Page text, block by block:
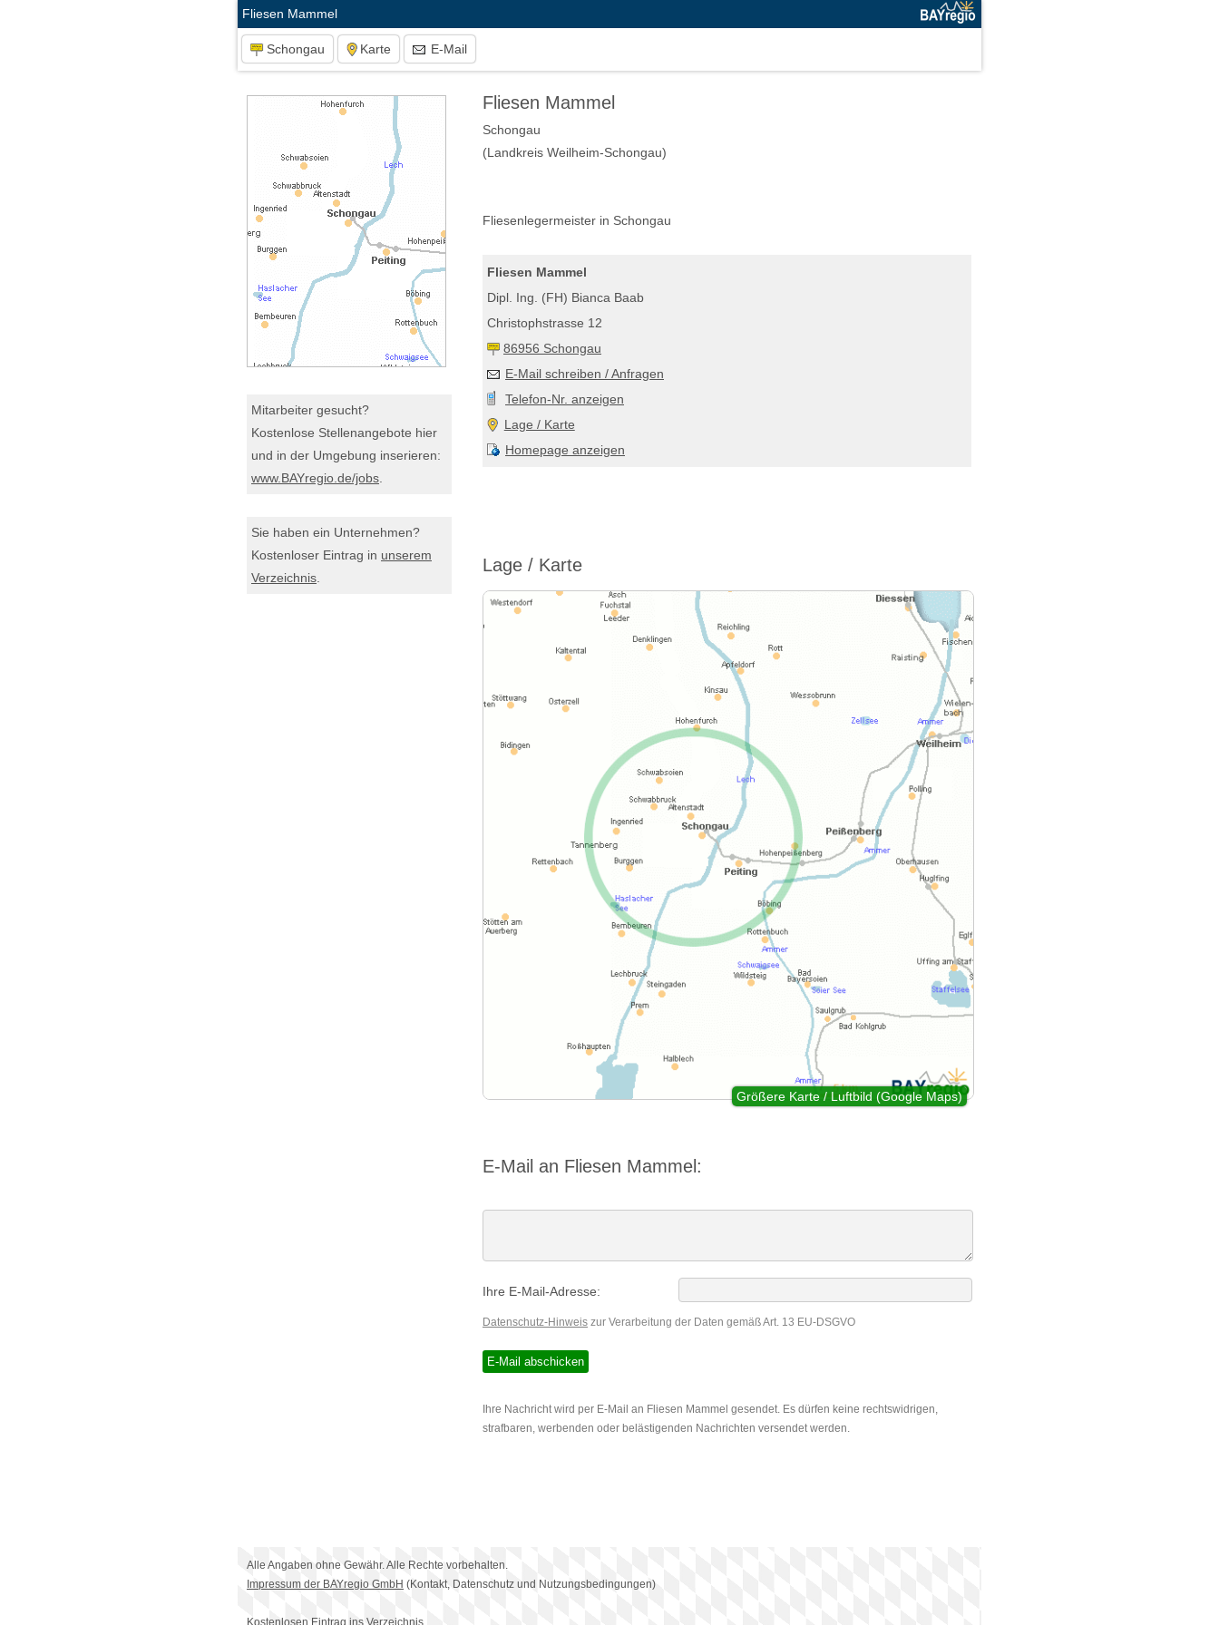
Fliesen Mammel
Schongau Karte E-Mail
Mitarbeiter gesucht?
Kostenlose Stellenangebote hier
und in der Umgebung inserieren:
www.BAYregio.de/jobs
Sie haben ein Unternehmen?
Kostenloser Eintrag in unserem
Verzeichnis
Fliesen Mammel
Schongau
(Landkreis Weilheim-Schongau)
Fliesenlegermeister in Schongau
Fliesen Mammel
Dipl. Ing. (FH) Bianca Baab
Christophstrasse 12
86956 Schongau
E-Mail schreiben / Anfragen
Telefon-Nr. anzeigen
Lage / Karte
Homepage anzeigen
Lage / Karte
Größere Karte / Luftbild (Google Maps)
E-Mail an Fliesen Mammel:
Ihre E-Mail-Adresse:
Datenschutz-Hinweis zur Verarbeitung der Daten gemäß Art. 13 EU-DSGVO
Ihre Nachricht wird per E-Mail an Fliesen Mammel gesendet. Es dürfen keine rechtswidrigen,
strafbaren, werbenden oder belästigenden Nachrichten versendet werden.
Alle Angaben ohne Gewähr. Alle Rechte vorbehalten.
Impressum der BAYregio GmbH (Kontakt, Datenschutz und Nutzungsbedingungen)
Kostenlosen Eintrag ins Verzeichnis